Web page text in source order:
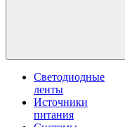
Светодиодные
ленты
Источники
питания